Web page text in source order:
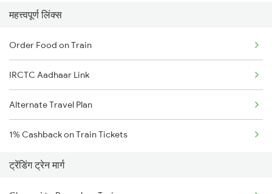
महत्त्वपूर्ण लिंक्स
Order Food on Train
IRCTC Aadhaar Link
Alternate Travel Plan
1% Cashback on Train Tickets
ट्रेंडिंग ट्रेन मार्ग